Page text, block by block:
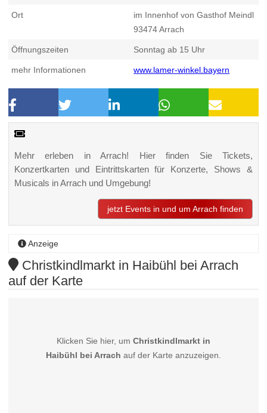
Ort
im Innenhof von Gasthof Meindl
93474Arrach
Öffnungszeiten Sonntag ab 15 Uhr
mehr Informationen www.lamer-winkel.bayern
Mehr erleben in Arrach! Hier finden Sie Tickets,
Konzertkarten und Eintrittskarten für Konzerte, Shows &
Musicals in Arrach und Umgebung!
jetzt Events in und um Arrach finden
Anzeige
Christkindlmarkt in Haibühl bei Arrach
auf der Karte
Klicken Sie hier, um Christkindlmarkt in
Haibühl bei Arrach auf der Karte anzuzeigen.